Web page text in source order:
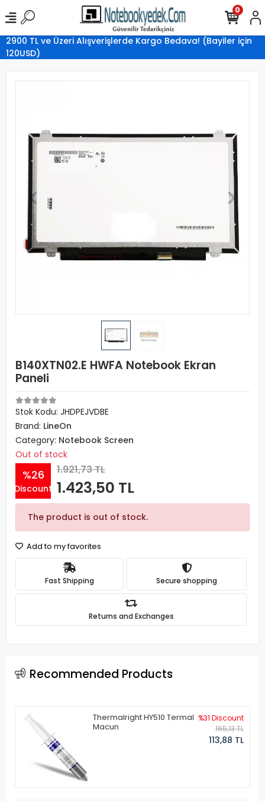
2900 TL ve Üzeri Alışverişlerde Kargo Bedava! (Bayiler için
120USD)
0
B140XTN02.E HWFA Notebook Ekran
Paneli
Stok Kodu: JHDPEJVDBE
Brand: LineOn
Category: Notebook Screen
Out of stock
%26
Discount
1.921,73 TL
1.423,50 TL
The product is out of stock.
Add to my favorites
Fast Shipping Secure shopping
Returns and Exchanges
Recommended Products
Thermalright HY510 Termal
Macun
%31 Discount
165,13 TL
113,88 TL